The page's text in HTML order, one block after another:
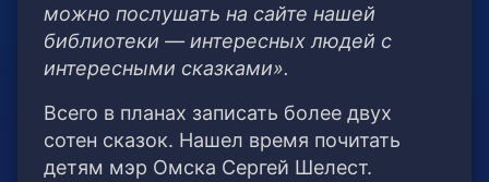
можно послушать на сайте нашей
библиотеки — интересных людей с
интересными сказками».
Всего в планах записать более двух
сотен сказок. Нашел время почитать
детям мэр Омска Сергей Шелест.